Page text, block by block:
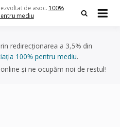
de asoc. 100%
mediu
redirecționarea a 3,5% din
100% pentru mediu.
online și ne ocupăm noi de restul!